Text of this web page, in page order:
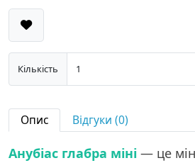
Кількість
Опис Відгуки (0)
Анубіас глабра міні — це